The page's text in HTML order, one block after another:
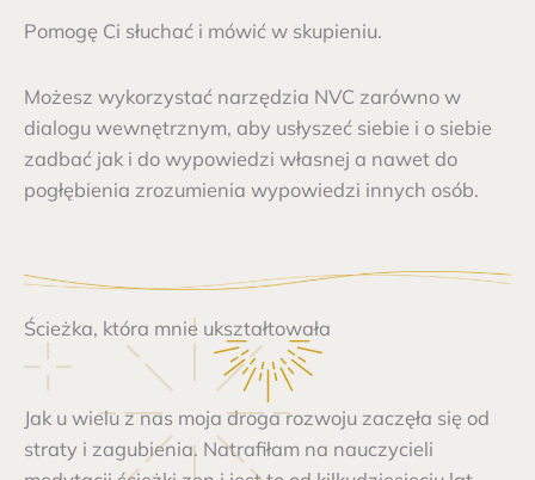
Pomogę Ci słuchać i mówić w skupieniu.
Możesz wykorzystać narzędzia NVC zarówno w
dialogu wewnętrznym, aby usłyszeć siebie i o siebie
zadbać jak i do wypowiedzi własnej a nawet do
pogłębienia zrozumienia wypowiedzi innych osób.
Ścieżka, która mnie ukształtowała
Jak u wielu z nas moja droga rozwoju zaczęła się od
straty i zagubienia. Natrafiłam na nauczycieli